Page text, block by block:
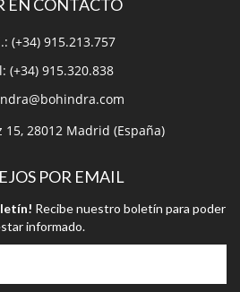
EN CONTACTO
(+34) 915.213.757
(+34) 915.320.838
15, 28012 Madrid (España)
POR EMAIL
Recibe nuestro boletín para poder
informado.